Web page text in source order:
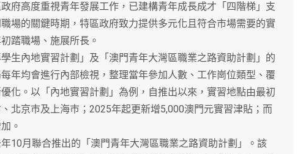
府高度重視青年發展工作，已建構青年成長成才「四階梯」支
場的關鍵時期，特區政府致力提供多元化且符合市場需要的實
踏職場、施展所長。
內地實習計劃」及「澳門青年大灣區職業之路資助計劃」的
年均會進行內部檢視，整理當年參加人數、工作崗位類型、覆
化。以「內地實習計劃」為例，自推出以來，實習地點由最初
北京巿及上海巿；2025年起更新增5,000澳門元實習津貼；而
。
月聯合推出的「澳門青年大灣區職業之路資助計劃」。該